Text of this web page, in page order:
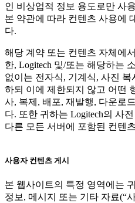
인 비상업적 정보 용도로만 사
본 약관에 따라 컨텐츠 사용에
다.
해당 계약 또는 컨텐츠 자체에
한, Logitech 및/또는 해당하는
없이는 전자식, 기계식, 사진
하되 이에 제한되지 않고 어떤
사, 복제, 배포, 재발행, 다운로
다. 또한 귀하는 Logitech의 사
다른 모든 서버에 포함된 컨텐
사용자 컨텐츠 게시
본 웹사이트의 특정 영역에는
정보, 메시지 또는 기타 자료(“